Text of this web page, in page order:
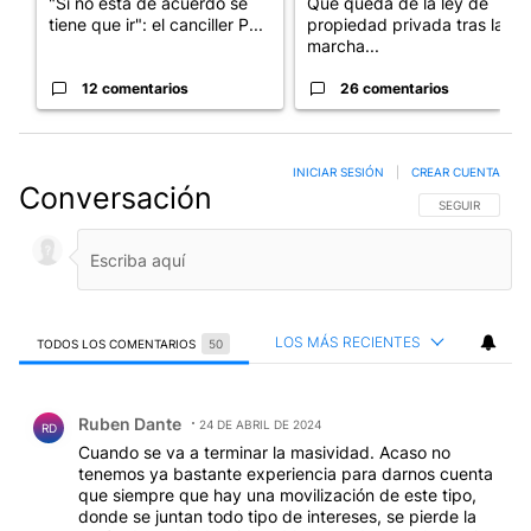
tiene que ir": el canciller P...
12 comentarios
propiedad privada tras la
marcha...
26 comentarios
Conversación SIGA ESTA
SEGUIR
INICIAR SESIÓN CREAR CUENTA
TODOS LOS COMENTARIOS 50 LOS MÁS RECIENTES
RD Ruben Dante 24 DE ABRIL DE 2024
Cuando se va a terminar la masividad. Acaso no
tenemos ya bastante experiencia para darnos cuenta
que siempre que hay una movilización de este tipo,
donde se juntan todo tipo de intereses, se pierde la